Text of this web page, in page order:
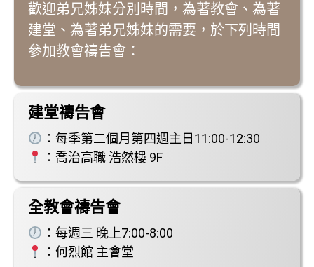
歡迎弟兄姊妹分別時間，為著教會、為著
建堂、為著弟兄姊妹的需要，於下列時間
參加教會禱告會：
建堂禱告會
：每季第二個月第四週主日11:00-12:30
：喬治高職 浩然樓 9F
全教會禱告會
：每週三 晚上7:00-8:00
：何烈館 主會堂